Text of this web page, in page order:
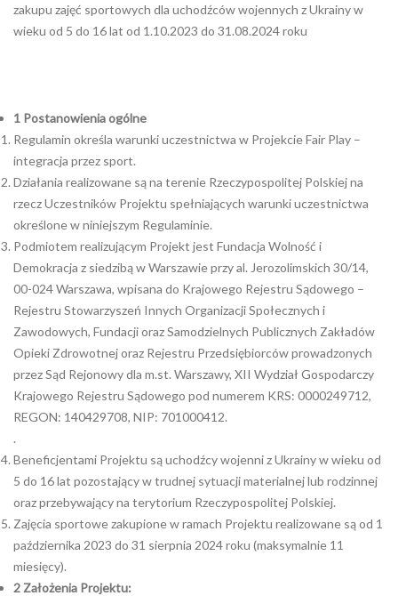
zakupu zajęć sportowych dla uchodźców wojennych z Ukrainy w
wieku od 5 do 16 lat od 1.10.2023 do 31.08.2024 roku
1 Postanowienia ogólne
Regulamin określa warunki uczestnictwa w Projekcie Fair Play –
integracja przez sport.
Działania realizowane są na terenie Rzeczypospolitej Polskiej na
rzecz Uczestników Projektu spełniających warunki uczestnictwa
określone w niniejszym Regulaminie.
Podmiotem realizującym Projekt jest Fundacja Wolność i
Demokracja z siedzibą w Warszawie przy al. Jerozolimskich 30/14,
00-024 Warszawa, wpisana do Krajowego Rejestru Sądowego –
Rejestru Stowarzyszeń Innych Organizacji Społecznych i
Zawodowych, Fundacji oraz Samodzielnych Publicznych Zakładów
Opieki Zdrowotnej oraz Rejestru Przedsiębiorców prowadzonych
przez Sąd Rejonowy dla m.st. Warszawy, XII Wydział Gospodarczy
Krajowego Rejestru Sądowego pod numerem KRS: 0000249712,
REGON: 140429708, NIP: 701000412.
.
Beneficjentami Projektu są uchodźcy wojenni z Ukrainy w wieku od
5 do 16 lat pozostający w trudnej sytuacji materialnej lub rodzinnej
oraz przebywający na terytorium Rzeczypospolitej Polskiej.
Zajęcia sportowe zakupione w ramach Projektu realizowane są od 1
października 2023 do 31 sierpnia 2024 roku (maksymalnie 11
miesięcy).
2 Założenia Projektu: